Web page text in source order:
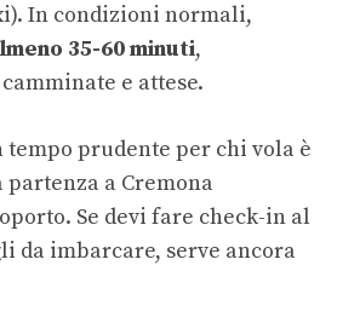
In condizioni normali,
35-60 minuti,
e attese.
tempo prudente per chi vola è
partenza a Cremona
Se devi fare check-in al
da imbarcare, serve ancora